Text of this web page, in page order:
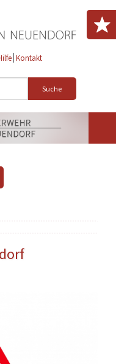
Kontakt
Suche